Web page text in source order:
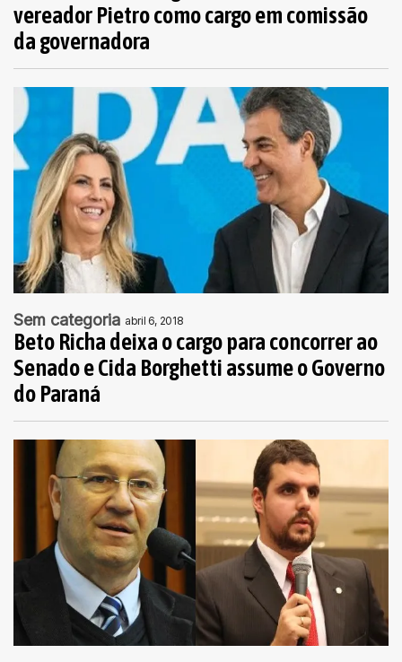
vereador Pietro como cargo em comissão
da governadora
Sem categoria abril 6, 2018
Beto Richa deixa o cargo para concorrer ao
Senado e Cida Borghetti assume o Governo
do Paraná